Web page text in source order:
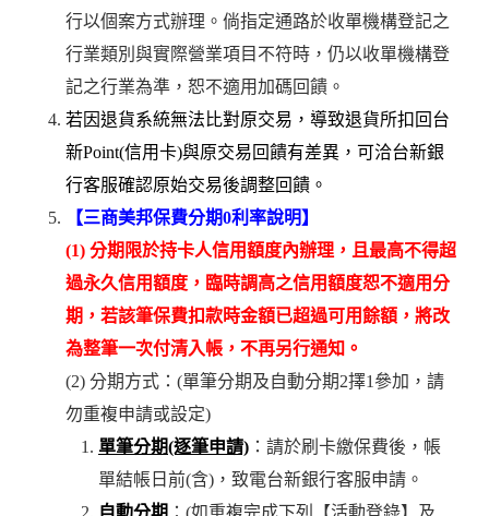
行以個案方式辦理。倘指定通路於收單機構登記之
行業類別與實際營業項目不符時，仍以收單機構登
記之行業為準，恕不適用加碼回饋。
若因退貨系統無法比對原交易，導致退貨所扣回台
新Point(信用卡)與原交易回饋有差異，可洽台新銀
行客服確認原始交易後調整回饋。
【三商美邦保費分期0利率說明】
(1) 分期限於持卡人信用額度內辦理，且最高不得超
過永久信用額度，臨時調高之信用額度恕不適用分
期，若該筆保費扣款時金額已超過可用餘額，將改
為整筆一次付清入帳，不再另行通知。
(2) 分期方式：(單筆分期及自動分期2擇1參加，請
勿重複申請或設定)
單筆分期(逐筆申請) ：請於刷卡繳保費後，帳
單結帳日前(含)，致電台新銀行客服申請。
自動分期 ：(如重複完成下列【活動登錄】及